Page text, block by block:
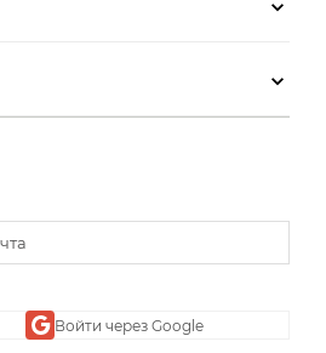
Войти через Google